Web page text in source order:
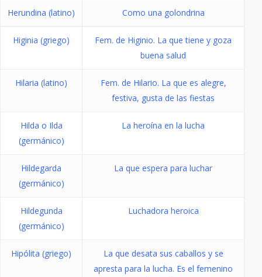
Herundina (latino) Como una golondrina
Higinia (griego)
Fem. de Higinio. La que tiene y goza
buena salud
Hilaria (latino)
Fem. de Hilario. La que es alegre,
festiva, gusta de las fiestas
Hilda o Ilda
(germánico)
La heroína en la lucha
Hildegarda
(germánico)
La que espera para luchar
Hildegunda
(germánico)
Luchadora heroica
Hipólita (griego)
La que desata sus caballos y se
apresta para la lucha. Es el femenino